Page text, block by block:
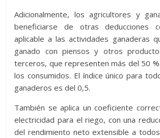
Adicionalmente, los agricultores y
beneficiarse de otras deducciones
aplicable a las actividades ganaderas
ganado con piensos y otros
terceros, que representen más del 50
los consumidos. El índice único para
ganaderos es del 0,5.
También se aplica un coeficiente
electricidad para el riego, con una
del rendimiento neto extensible a